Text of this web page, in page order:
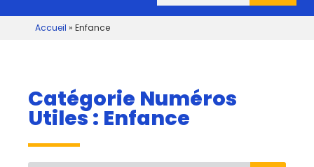
Accueil » Enfance
Catégorie Numéros
Utiles : Enfance